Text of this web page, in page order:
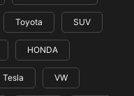
Toyota SUV
HONDA
Tesla VW